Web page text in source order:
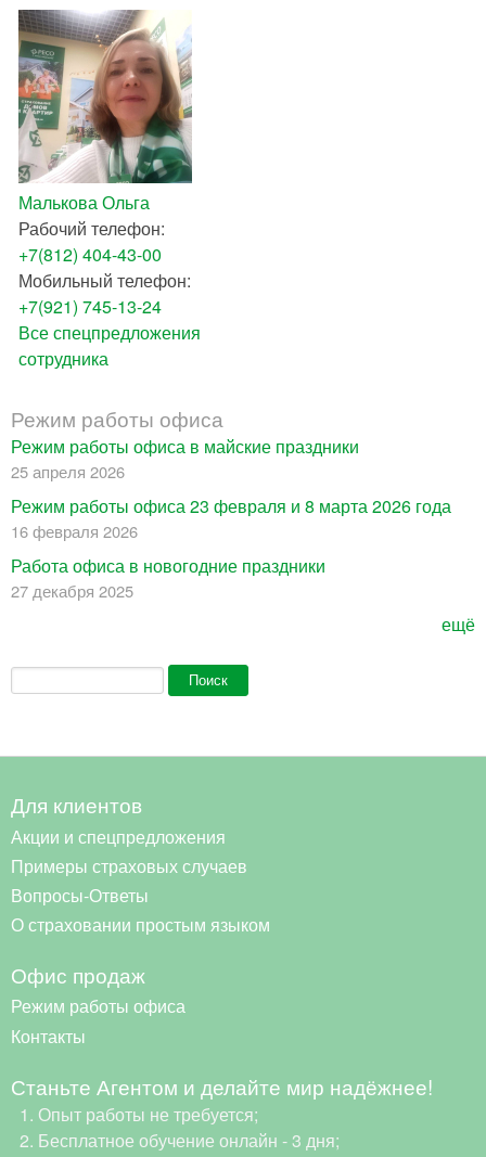
Малькова Ольга
Рабочий телефон:
+7(812) 404-43-00
Мобильный телефон:
+7(921) 745-13-24
Все спецпредложения
сотрудника
Режим работы офиса
Режим работы офиса в майские праздники
25 апреля 2026
Режим работы офиса 23 февраля и 8 марта 2026 года
16 февраля 2026
Работа офиса в новогодние праздники
27 декабря 2025
ещё
Форма поиска
Поиск
Для клиентов
Акции и спецпредложения
Примеры страховых случаев
Вопросы-Ответы
О страховании простым языком
Офис продаж
Режим работы офиса
Контакты
Станьте Агентом и делайте мир надёжнее!
Опыт работы не требуется;
Бесплатное обучение онлайн - 3 дня;